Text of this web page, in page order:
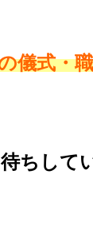
儀式・
ちして